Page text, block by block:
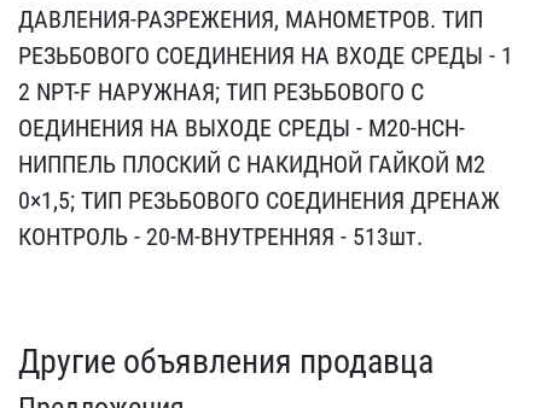
ДАВЛЕНИЯ-РАЗРЕЖЕ​НИЯ, МАНОМЕТРОВ. ТИП
РЕЗ​ЬБОВОГО СОЕДИНЕНИЯ НА ВХ​ОДЕ СРЕДЫ - 1
2 NPT-F НА​РУЖНАЯ; ТИП РЕЗЬБОВОГО С​
ОЕДИНЕНИЯ НА ВЫХОДЕ СРЕД​Ы - М20-НСН-
НИППЕЛЬ ПЛОС​КИЙ С НАКИДНОЙ ГАЙКОЙ М2​
0×1,5; ТИП РЕЗЬБОВОГО СО​ЕДИНЕНИЯ ДРЕНАЖ
КОНТРОЛЬ​ - 20-M-ВНУТРЕННЯЯ - 513​шт.
Другие объявления продавца